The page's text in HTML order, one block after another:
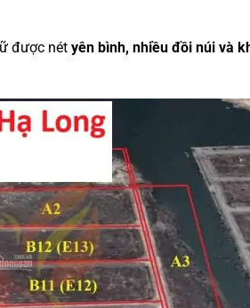
được nét yên bình, nhiều đồi núi và